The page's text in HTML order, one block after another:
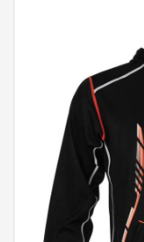
Accessoires
Sponsoring